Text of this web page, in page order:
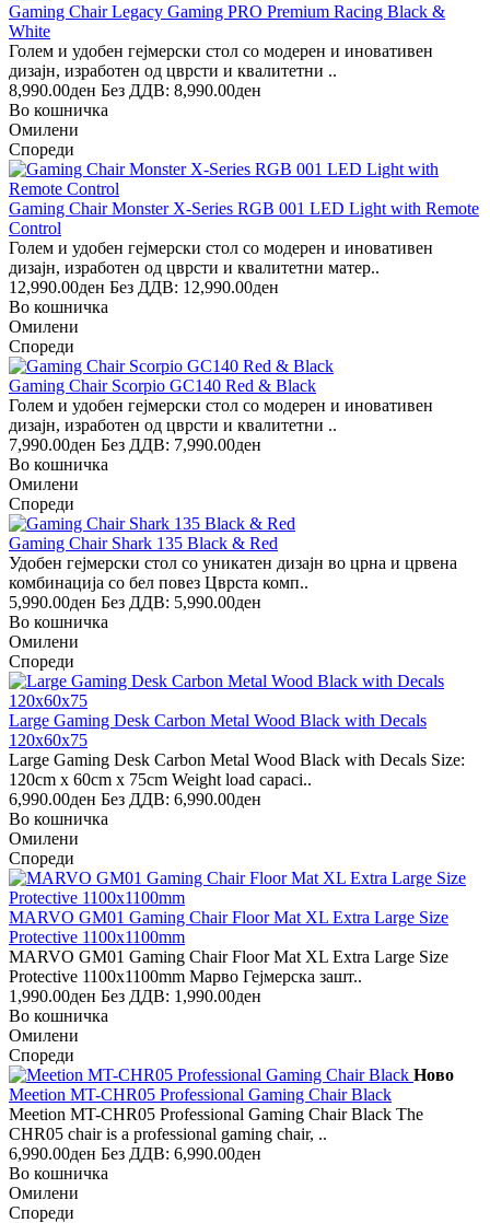
Gaming Chair Legacy Gaming PRO Premium Racing Black &
White
Голем и удобен гејмерски стол со модерен и иновативен
дизајн, изработен од цврсти и квалитетни ..
8,990.00ден Без ДДВ: 8,990.00ден
Во кошничка
Омилени
Спореди
Gaming Chair Monster X-Series RGB 001 LED Light with Remote
Control
Голем и удобен гејмерски стол со модерен и иновативен
дизајн, изработен од цврсти и квалитетни матер..
12,990.00ден Без ДДВ: 12,990.00ден
Во кошничка
Омилени
Спореди
Gaming Chair Scorpio GC140 Red & Black
Голем и удобен гејмерски стол со модерен и иновативен
дизајн, изработен од цврсти и квалитетни ..
7,990.00ден Без ДДВ: 7,990.00ден
Во кошничка
Омилени
Спореди
Gaming Chair Shark 135 Black & Red
Удобен гејмерски стол со уникатен дизајн во црна и црвена
комбинација со бел повез Цврста комп..
5,990.00ден Без ДДВ: 5,990.00ден
Во кошничка
Омилени
Спореди
Large Gaming Desk Carbon Metal Wood Black with Decals
120x60x75
Large Gaming Desk Carbon Metal Wood Black with Decals Size:
120cm x 60cm x 75cm Weight load capaci..
6,990.00ден Без ДДВ: 6,990.00ден
Во кошничка
Омилени
Спореди
MARVO GM01 Gaming Chair Floor Mat XL Extra Large Size
Protective 1100x1100mm
MARVO GM01 Gaming Chair Floor Mat XL Extra Large Size
Protective 1100x1100mm Марво Гејмерска зашт..
1,990.00ден Без ДДВ: 1,990.00ден
Во кошничка
Омилени
Спореди
Ново
Meetion MT-CHR05 Professional Gaming Chair Black
Meetion MT-CHR05 Professional Gaming Chair Black The
CHR05 chair is a professional gaming chair, ..
6,990.00ден Без ДДВ: 6,990.00ден
Во кошничка
Омилени
Спореди